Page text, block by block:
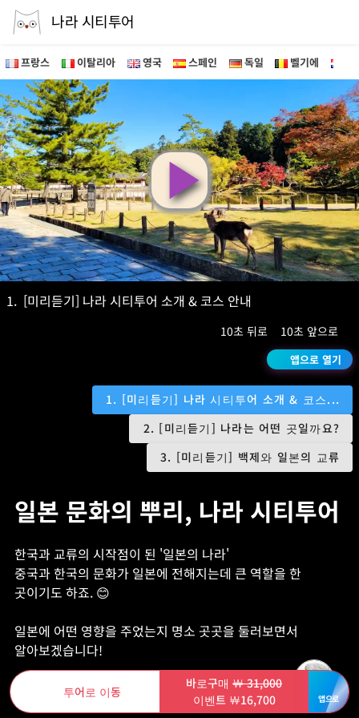
나라 시티투어
프랑스 이탈리아 영국 스페인 독일 벨기에
영
상
재
생
1. [미리듣기] 나라 시티투어 소개 & 코스 안내
10초 뒤로 10초 앞으로
앱으로 열기
투어로 이동
바로구매 ￦ 31,000
이벤트 ￦16,700
앱으로
1. [미리듣기] 나라 시티투어 소개 & 코스...
2. [미리듣기] 나라는 어떤 곳일까요?
3. [미리듣기] 백제와 일본의 교류
일본 문화의 뿌리, 나라 시티투어
한국과 교류의 시작점이 된 '일본의 나라'
중국과 한국의 문화가 일본에 전해지는데 큰 역할을 한
곳이기도 하죠. 😊
일본에 어떤 영향을 주었는지 명소 곳곳을 둘러보면서
알아보겠습니다!
5
나마비루